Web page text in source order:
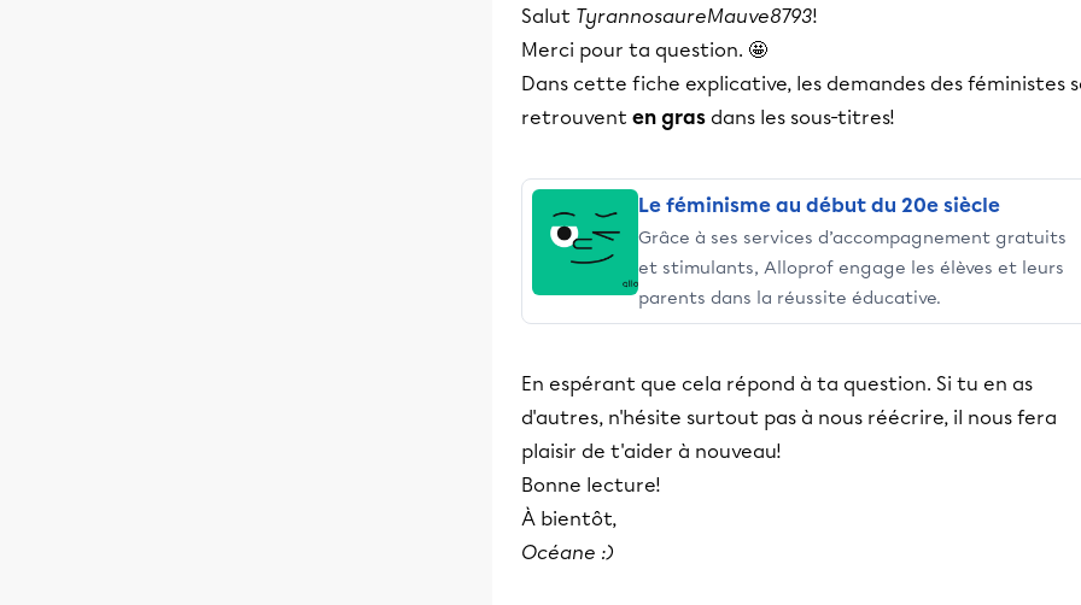
Salut TyrannosaureMauve8793!
Merci pour ta question. 🤩
Dans cette fiche explicative, les demandes des féministes
retrouvent en gras dans les sous-titres!
Le féminisme au début du 20e siècle
Grâce à ses services d’accompagnement gratuits
et stimulants, Alloprof engage les élèves et leurs
parents dans la réussite éducative.
En espérant que cela répond à ta question. Si tu en as
d'autres, n'hésite surtout pas à nous réécrire, il nous fera
plaisir de t'aider à nouveau!
Bonne lecture!
À bientôt,
Océane :)